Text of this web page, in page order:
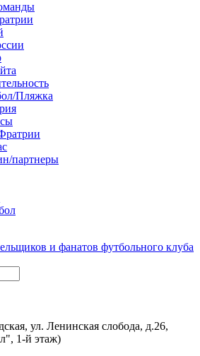
Пляжка
партнеры
ул. Ленинская слобода, д.26,
1-й этаж)